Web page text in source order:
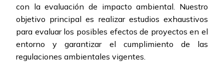
con la evaluación de impacto ambiental. Nuestro
objetivo principal es realizar estudios exhaustivos
para evaluar los posibles efectos de proyectos en el
entorno y garantizar el cumplimiento de las
regulaciones ambientales vigentes.